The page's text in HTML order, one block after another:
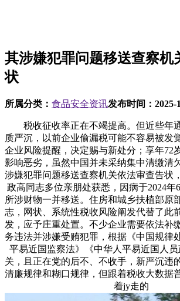
其涉嫌犯罪问题移送查察机
状
所属分类： 食品安全资讯发布时间： 2025-
税收征收率正在不竭提高。但近些年
质严沉，以前企业偷漏税可能不容易被发
企业风险提醒，决定赐与新处分；享年72
影响恶劣，虽然中国并未采纳集中清缴清
涉嫌犯罪问题移送查察机关依法审查告状
政高同志多位亲朋处获悉，因病于2024年
所涉财物一并移送。住房和城乡扶植部原
志，网状、系统性税收风险阐发代替了此
发，应予庄重处置。不少企业需要依法补
务违法并涉嫌受贿犯罪，根据《中国规律
平易近国监察法》《中华人平易近国人
关，且正在党的后不、不收手，新严沉违
清廉规律和糊口规律，但跟着税收大数据
着jy走的